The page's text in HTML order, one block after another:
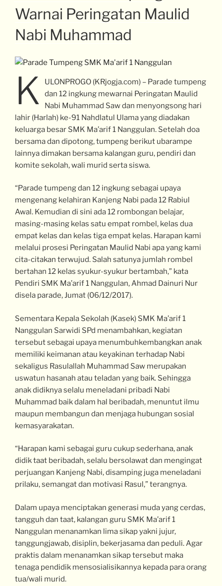
Warnai Peringatan Maulid
Nabi Muhammad
K
ULONPROGO (KRjogja.com) – Parade tumpeng
dan 12 ingkung mewarnai Peringatan Maulid
Nabi Muhammad Saw dan menyongsong hari
lahir (Harlah) ke-91 Nahdlatul Ulama yang diadakan
keluarga besar SMK Ma’arif 1 Nanggulan. Setelah doa
bersama dan dipotong, tumpeng berikut ubarampe
lainnya dimakan bersama kalangan guru, pendiri dan
komite sekolah, wali murid serta siswa.
“Parade tumpeng dan 12 ingkung sebagai upaya
mengenang kelahiran Kanjeng Nabi pada 12 Rabiul
Awal. Kemudian di sini ada 12 rombongan belajar,
masing-masing kelas satu empat rombel, kelas dua
empat kelas dan kelas tiga empat kelas. Harapan kami
melalui prosesi Peringatan Maulid Nabi apa yang kami
cita-citakan terwujud. Salah satunya jumlah rombel
bertahan 12 kelas syukur-syukur bertambah,” kata
Pendiri SMK Ma’arif 1 Nanggulan, Ahmad Dainuri Nur
disela parade, Jumat (06/12/2017).
Sementara Kepala Sekolah (Kasek) SMK Ma’arif 1
Nanggulan Sarwidi SPd menambahkan, kegiatan
tersebut sebagai upaya menumbuhkembangkan anak
memiliki keimanan atau keyakinan terhadap Nabi
sekaligus Rasulallah Muhammad Saw merupakan
uswatun hasanah atau teladan yang baik. Sehingga
anak didiknya selalu meneladani pribadi Nabi
Muhammad baik dalam hal beribadah, menuntut ilmu
maupun membangun dan menjaga hubungan sosial
kemasyarakatan.
“Harapan kami sebagai guru cukup sederhana, anak
didik taat beribadah, selalu bersolawat dan mengingat
perjuangan Kanjeng Nabi, disamping juga meneladani
prilaku, semangat dan motivasi Rasul,” terangnya.
Dalam upaya menciptakan generasi muda yang cerdas,
tangguh dan taat, kalangan guru SMK Ma’arif 1
Nanggulan menanamkan lima sikap yakni jujur,
tanggungjawab, disiplin, bekerjasama dan peduli. Agar
praktis dalam menanamkan sikap tersebut maka
tenaga pendidik mensosialisikannya kepada para orang
tua/wali murid.